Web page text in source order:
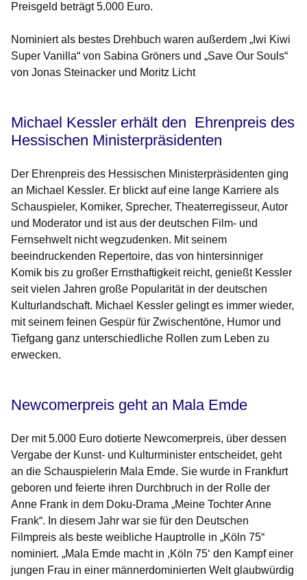
Preisgeld beträgt 5.000 Euro.
Nominiert als bestes Drehbuch waren außerdem „Iwi Kiwi
Super Vanilla“ von Sabina Gröners und „Save Our Souls“
von Jonas Steinacker und Moritz Licht
Michael Kessler erhält den Ehrenpreis des
Hessischen Ministerpräsidenten
Der Ehrenpreis des Hessischen Ministerpräsidenten ging
an Michael Kessler. Er blickt auf eine lange Karriere als
Schauspieler, Komiker, Sprecher, Theaterregisseur, Autor
und Moderator und ist aus der deutschen Film- und
Fernsehwelt nicht wegzudenken. Mit seinem
beeindruckenden Repertoire, das von hintersinniger
Komik bis zu großer Ernsthaftigkeit reicht, genießt Kessler
seit vielen Jahren große Popularität in der deutschen
Kulturlandschaft. Michael Kessler gelingt es immer wieder,
mit seinem feinen Gespür für Zwischentöne, Humor und
Tiefgang ganz unterschiedliche Rollen zum Leben zu
erwecken.
Newcomerpreis geht an Mala Emde
Der mit 5.000 Euro dotierte Newcomerpreis, über dessen
Vergabe der Kunst- und Kulturminister entscheidet, geht
an die Schauspielerin Mala Emde. Sie wurde in Frankfurt
geboren und feierte ihren Durchbruch in der Rolle der
Anne Frank in dem Doku-Drama „Meine Tochter Anne
Frank“. In diesem Jahr war sie für den Deutschen
Filmpreis als beste weibliche Hauptrolle in „Köln 75“
nominiert. „Mala Emde macht in ,Köln 75‘ den Kampf einer
jungen Frau in einer männerdominierten Welt glaubwürdig